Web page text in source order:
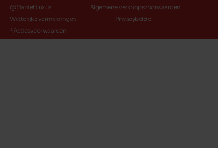
@Maniet Luxus
Algemene verkoopsvoorwaarden
Wettelijke vermeldingen
Privacybeleid
*Actiesvoorwaarden